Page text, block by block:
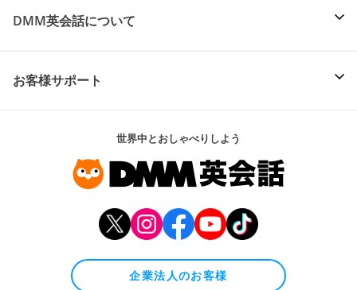
DMM英会話について
お客様サポート
世界中とおしゃべりしよう
企業法人のお客様